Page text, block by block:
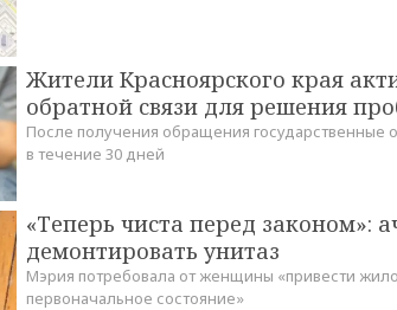
Жители Красноярского края
обратной связи для решения
После получения обращения государственные
в течение 30 дней
«Теперь чиста перед законом»:
демонтировать унитаз
Мэрия потребовала от женщины «привести
первоначальное состояние»